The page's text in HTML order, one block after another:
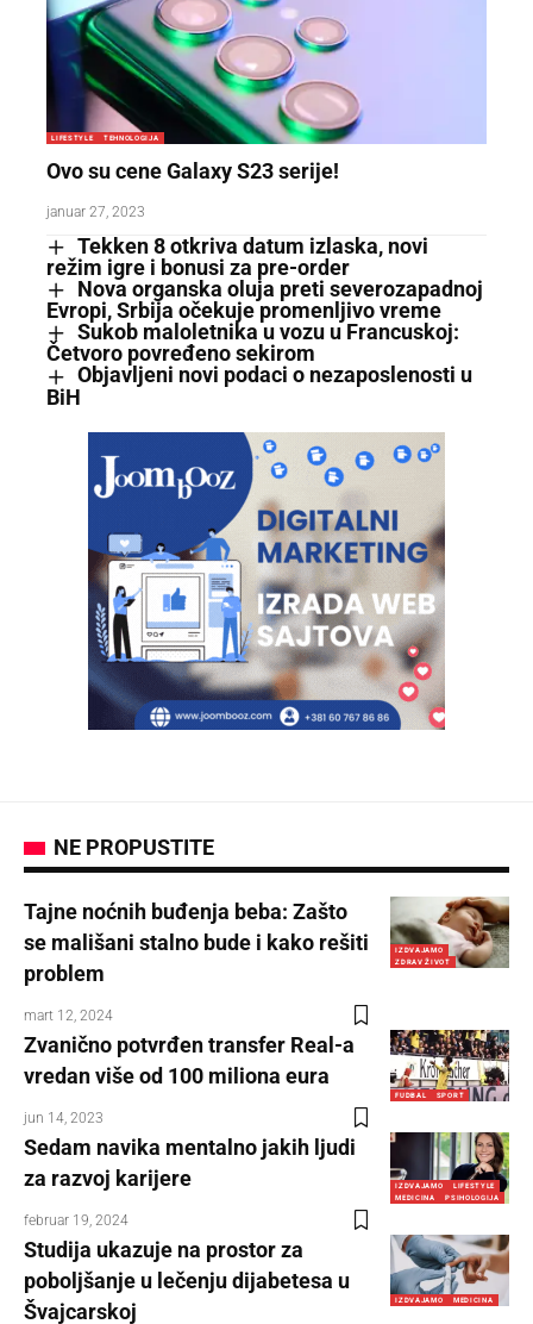
LIFESTYLE TEHNOLOGIJA
Ovo su cene Galaxy S23 serije!
januar 27, 2023
Tekken 8 otkriva datum izlaska, novi
režim igre i bonusi za pre-order
Nova organska oluja preti severozapadnoj
Evropi, Srbija očekuje promenljivo vreme
Sukob maloletnika u vozu u Francuskoj:
Četvoro povređeno sekirom
Objavljeni novi podaci o nezaposlenosti u
BiH
NE PROPUSTITE
IZDVAJAMO
ZDRAV ŽIVOT
Tajne noćnih buđenja beba: Zašto
se mališani stalno bude i kako rešiti
problem
mart 12, 2024
FUDBAL SPORT
Zvanično potvrđen transfer Real-a
vredan više od 100 miliona eura
jun 14, 2023
IZDVAJAMO
LIFESTYLE
MEDICINA
PSIHOLOGIJA
Sedam navika mentalno jakih ljudi
za razvoj karijere
februar 19, 2024
IZDVAJAMO MEDICINA
Studija ukazuje na prostor za
poboljšanje u lečenju dijabetesa u
Švajcarskoj